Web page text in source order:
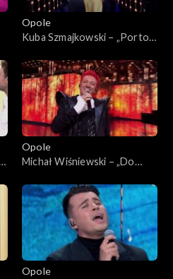
Opole
Kuba Szmajkowski – „Porto”.
„Premiery”
Opole
Michał Wiśniewski – „Do
Koncert „Premiery”
Opole